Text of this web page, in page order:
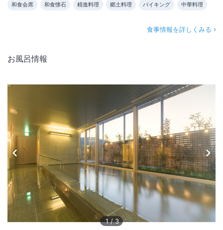
和食会席 和食懐石 精進料理 郷土料理 バイキング 中華料理
食事情報を詳しくみる
お風呂情報
1 /3